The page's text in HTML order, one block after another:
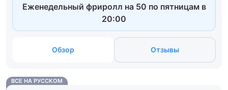
Еженедельный фриролл на 50 по пятницам в
20:00
Обзор Отзывы
ВСЕ НА РУССКОМ